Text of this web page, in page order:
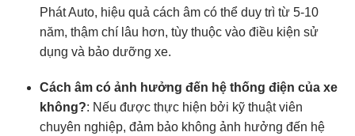
Phát Auto, hiệu quả cách âm có thể duy trì từ 5-10
năm, thậm chí lâu hơn, tùy thuộc vào điều kiện sử
dụng và bảo dưỡng xe.
Cách âm có ảnh hưởng đến hệ thống điện của xe
không?: Nếu được thực hiện bởi kỹ thuật viên
chuyên nghiệp, đảm bảo không ảnh hưởng đến hệ